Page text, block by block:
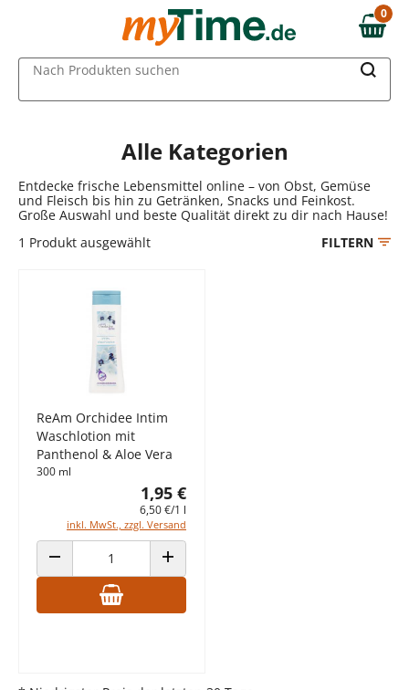
Zum Hauptinhalt springen
Zur Navigation springen
Zur Suche springen
0,00 €
0
Nach Produkten suchen
Alle Kategorien
Entdecke frische Lebensmittel online – von Obst, Gemüse
und Fleisch bis hin zu Getränken, Snacks und Feinkost.
Große Auswahl und beste Qualität direkt zu dir nach Hause!
1 Produkt ausgewählt FILTERN
ReAm Orchidee Intim
Waschlotion mit
Panthenol & Aloe Vera
300 ml
1,95 €
6,50 €/1 l
inkl. MwSt., zzgl. Versand
ANZAHL VERRINGERN ANZAHL ERHÖHEN